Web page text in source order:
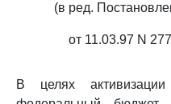
(в ред.
от 11.03.97 N
В целях